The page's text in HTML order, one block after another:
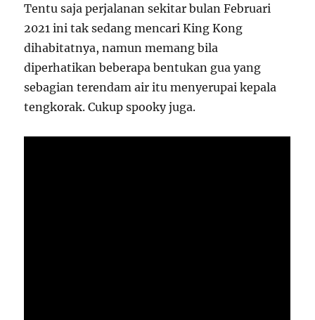
Tentu saja perjalanan sekitar bulan Februari
2021 ini tak sedang mencari King Kong
dihabitatnya, namun memang bila
diperhatikan beberapa bentukan gua yang
sebagian terendam air itu menyerupai kepala
tengkorak. Cukup spooky juga.